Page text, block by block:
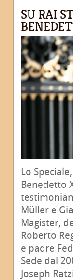
SU RAI
Lo
Benedetto
Müller e
Magister,
Roberto
e padre
Sede dal
Joseph